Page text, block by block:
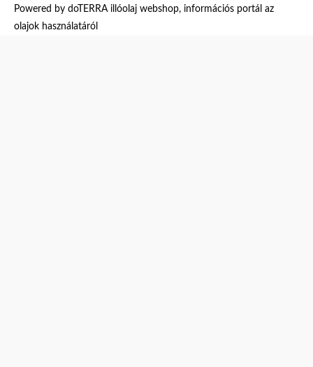
Powered by doTERRA illóolaj webshop, információs portál az
olajok használatáról